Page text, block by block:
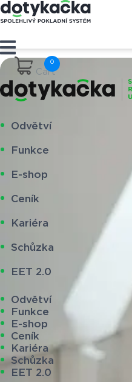
Cart
Odvětví
Funkce
E-shop
Ceník
Kariéra
Schůzka
EET 2.0
Odvětví
Funkce
E-shop
Ceník
Kariéra
Schůzka
EET 2.0